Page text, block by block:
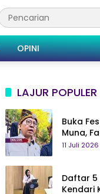
OPINI
LAJUR POPULER
Buka
Muna,
11 Juli 2026
Daftar 5
Kendari